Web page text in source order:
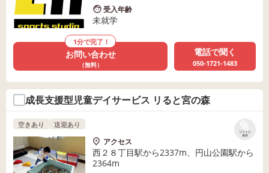
受入年齢
未就学
1分で完了！
お問い合わせ
（無料）
電話で聞く
050-1721-1483
成長支援型児童デイサービス リると宮の森
リストに
保存
空きあり 送迎あり
アクセス
西２８丁目駅から2337m、円山公園駅から
2364m